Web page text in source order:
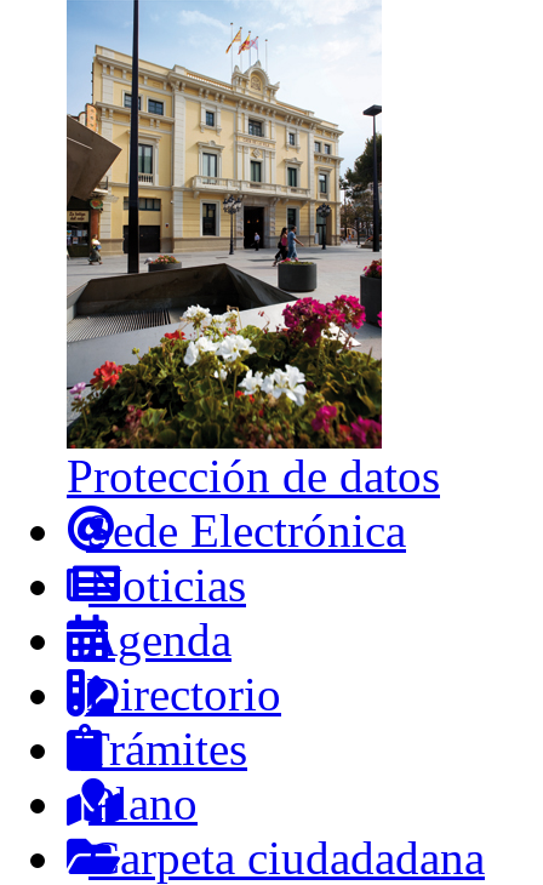
Protección de datos
Sede Electrónica
Noticias
Agenda
Directorio
Trámites
Plano
Carpeta ciudadadana